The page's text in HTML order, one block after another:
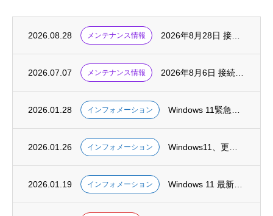
2026.08.28 メンテナンス情報
2026.07.07 メンテナンス情報
2026.01.28 インフォメーション
2026.01.26 インフォメーション
2026.01.19 インフォメーション